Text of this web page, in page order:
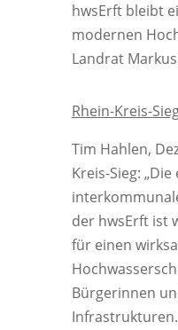
hwsErft bleibt
modernen
Landrat
Rhein-Kreis-
Tim Hahlen,
Kreis-Sieg:
der hwsErft ist
für einen
Bürgerinnen